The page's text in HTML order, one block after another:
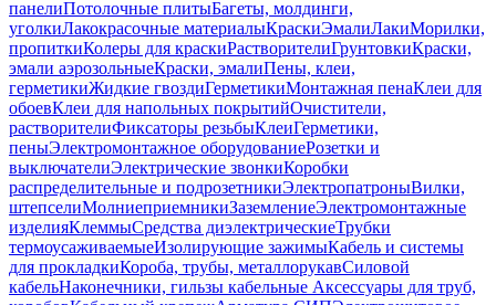
панелиПотолочные плитыБагеты, молдинги,
уголкиЛакокрасочные материалыКраскиЭмалиЛакиМорилки,
пропиткиКолеры для краскиРастворителиГрунтовкиКраски,
эмали аэрозольныеКраски, эмалиПены, клеи,
герметикиЖидкие гвоздиГерметикиМонтажная пенаКлеи для
обоевКлеи для напольных покрытийОчистители,
растворителиФиксаторы резьбыКлеиГерметики,
пеныЭлектромонтажное оборудованиеРозетки и
выключателиЭлектрические звонкиКоробки
распределительные и подрозетникиЭлектропатроныВилки,
штепселиМолниеприемникиЗаземлениеЭлектромонтажные
изделияКлеммыСредства диэлектрическиеТрубки
термоусаживаемыеИзолирующие зажимыКабель и системы
для прокладкиКороба, трубы, металлорукавСиловой
кабельНаконечники, гильзы кабельные Аксессуары для труб,